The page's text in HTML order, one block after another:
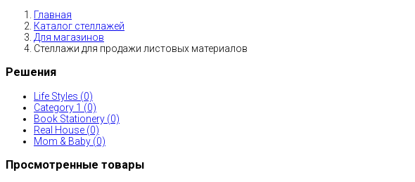
Главная
Каталог стеллажей
Для магазинов
Стеллажи для продажи листовых материалов
Решения
Life Styles (0)
Category 1 (0)
Book Stationery (0)
Real House (0)
Mom & Baby (0)
Просмотренные товары